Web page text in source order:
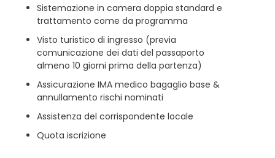
Sistemazione in camera doppia standard e
trattamento come da programma
Visto turistico di ingresso (previa
comunicazione dei dati del passaporto
almeno 10 giorni prima della partenza)
Assicurazione IMA medico bagaglio base &
annullamento rischi nominati
Assistenza del corrispondente locale
Quota iscrizione